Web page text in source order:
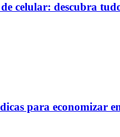
celular: descubra
para economizar